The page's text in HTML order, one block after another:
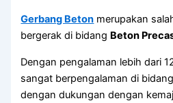
Gerbang Beton merupakan
bergerak di bidang Beton
Dengan pengalaman lebih dari
sangat berpengalaman di
dengan dukungan dengan